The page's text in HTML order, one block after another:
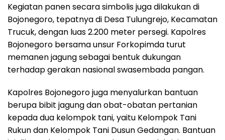
Kegiatan panen secara simbolis juga dilakukan di
Bojonegoro, tepatnya di Desa Tulungrejo, Kecamatan
Trucuk, dengan luas 2.200 meter persegi. Kapolres
Bojonegoro bersama unsur Forkopimda turut
memanen jagung sebagai bentuk dukungan
terhadap gerakan nasional swasembada pangan.
Kapolres Bojonegoro juga menyalurkan bantuan
berupa bibit jagung dan obat-obatan pertanian
kepada dua kelompok tani, yaitu Kelompok Tani
Rukun dan Kelompok Tani Dusun Gedangan. Bantuan